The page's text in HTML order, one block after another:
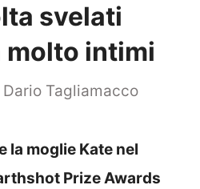
svelati
molto intimi
Dario Tagliamacco
la moglie Kate nel
Prize Awards